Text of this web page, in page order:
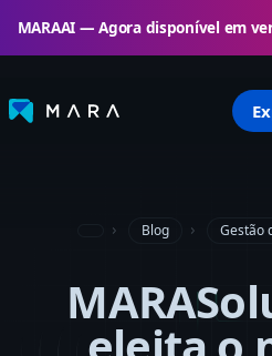
MARAAI — Agora disponível em
Blog Gestão